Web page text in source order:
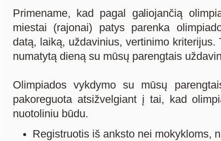
Primename, kad pagal galiojančią
miestai (rajonai) patys parenka
datą, laiką, uždavinius, vertinimo kriterijus.
numatytą dieną su mūsų parengtais
Olimpiados vykdymo su mūsų
pakoreguota atsižvelgiant į tai, kad
nuotoliniu būdu.
Registruotis iš anksto nei mokykloms,